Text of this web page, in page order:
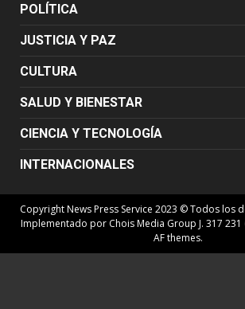
POLÍTICA
JUSTICIA Y PAZ
CULTURA
SALUD Y BIENESTAR
CIENCIA Y TECNOLOGÍA
INTERNACIONALES
Copyright News Press Service 2023 © Todos los
Implementado por Chois Media Group J. 317 231
AF themes.